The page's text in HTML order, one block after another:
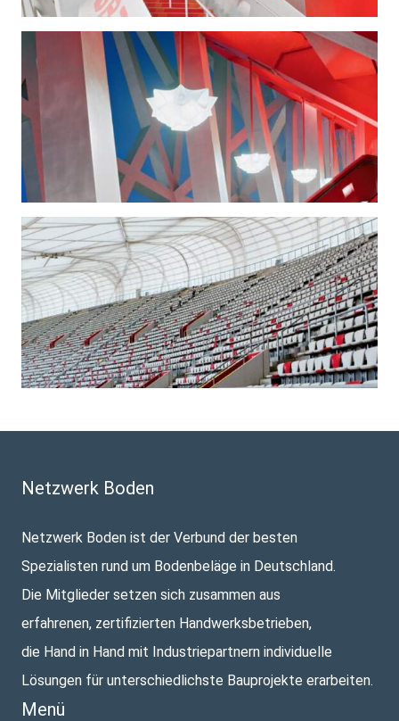
Netzwerk Boden
Netzwerk Boden ist der Verbund der besten
Spezialisten rund um Bodenbeläge in Deutschland.
Die Mitglieder setzen sich zusammen aus
erfahrenen, zertifizierten Handwerksbetrieben,
die Hand in Hand mit Industriepartnern individuelle
Lösungen für unterschiedlichste Bauprojekte erarbeiten.
Menü